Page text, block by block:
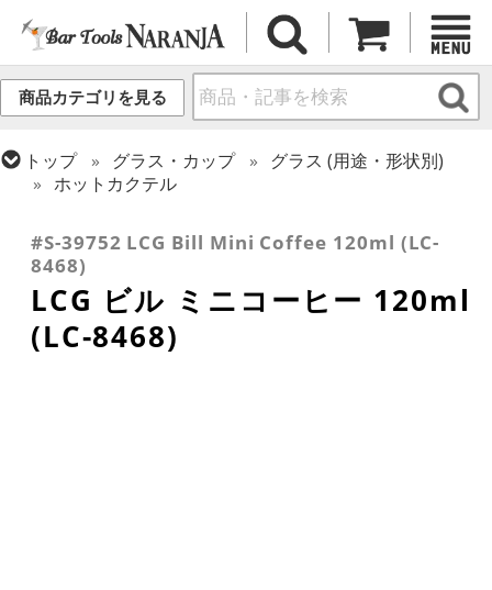
商品カテゴリを見る
トップ グラス・カップ
グラス (用途・形状別)
ホットカクテル
レアダムクリサルグラス/オニス
#S-39752 LCG Bill Mini Coffee 120ml (LC-
8468)
LCG ビル ミニコーヒー 120ml
(LC-8468)